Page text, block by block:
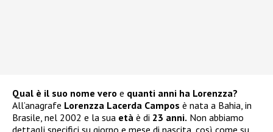
Qual è il suo nome vero e quanti anni ha Lorenzza?
All’anagrafe Lorenzza Lacerda Campos è nata a Bahia, in
Brasile, nel 2002 e la sua età è di 23 anni. Non abbiamo
dettagli specifici su giorno e mese di nascita, così come su